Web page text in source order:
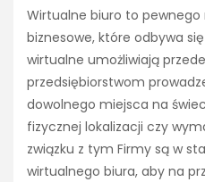
Wirtualne biuro to
biznesowe, które odbywa
wirtualne umożliwiają
przedsiębiorstwom
dowolnego miejsca na
fizycznej lokalizacji czy
związku z tym Firmy są w
wirtualnego biura, aby na